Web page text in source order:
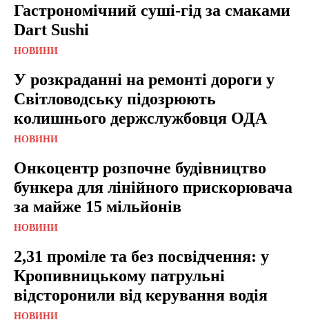
Гастрономічний суші-гід за смаками
Dart Sushi
НОВИНИ
У розкраданні на ремонті дороги у
Світловодську підозрюють
колишнього держслужбовця ОДА
НОВИНИ
Онкоцентр розпочне будівництво
бункера для лінійного прискорювача
за майже 15 мільйонів
НОВИНИ
2,31 проміле та без посвідчення: у
Кропивницькому патрульні
відсторонили від керування водія
НОВИНИ